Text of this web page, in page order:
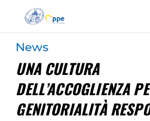
News
UNA CULTURA
DELL’ACCOGLIENZA
GENITORIALITÀ